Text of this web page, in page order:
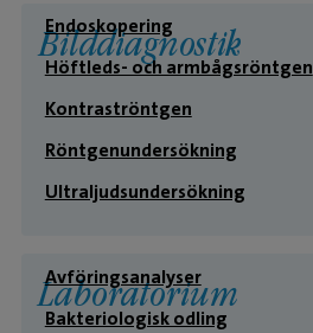
Bilddiagnostik
Endoskopering
Höftleds- och armbågsröntgen
Kontraströntgen
Röntgenundersökning
Ultraljudsundersökning
Laboratorium
Avföringsanalyser
Bakteriologisk odling